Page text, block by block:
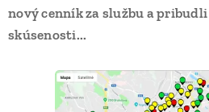
nový cenník za službu a
skúsenosti...